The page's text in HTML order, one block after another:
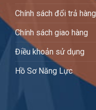
Chính sách đổi trả hàng
Chính sách giao hàng
Điều khoản sử dụng
Hồ Sơ Năng Lực